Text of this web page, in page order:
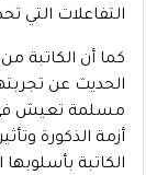
التفاعلات التي
كما أن الكاتبة
الحديث عن
مسلمة تعيش في
أزمة الذكورة
الكاتبة